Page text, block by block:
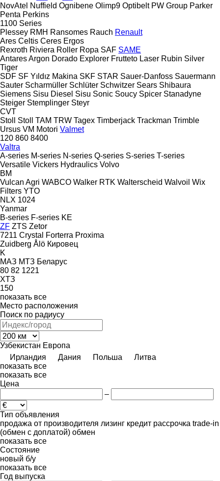
NovAtel Nuffield Ognibene Olimp9 Optibelt PW Group Parker
Penta Perkins
1100 Series
Plessey RMH Ransomes Rauch Renault
Ares Celtis Ceres Ergos
Rexroth Riviera Roller Ropa SAF SAME
AntaresArgon Dorado Explorer Frutteto Laser Rubin Silver
Tiger
SDF SF Yıldız Makina SKF STAR Sauer-Danfoss Sauermann
Sauter Scharmüller Schlüter Schwitzer Sears Shibaura
Siemens Sisu Diesel Sisu Sonic Soucy Spicer Stanadyne
Steiger Stemplinger Steyr
CVT
Stoll
Stoll TAM TRW Tagex Timberjack Trackman Trimble
Ursus VM Motori Valmet
120 860 8400
Valtra
A-series M-series N-series Q-series S-series T-series
Versatile Vickers Hydraulics Volvo
BM
Vulcan Agri WABCO Walker RTK Walterscheid Walvoil Wix
Filters YTO
NLX 1024
Yanmar
B-series F-series KE
ZF ZTS Zetor
7211 Crystal Forterra Proxima
Zuidberg Ålö Кировец
K
МАЗ МТЗ Беларус
80 82 1221
ХТЗ
150
показать все
Место расположения
Поиск по радиусу
Узбекистан Европа
Ирландия
Дания Польша
Литва
показать все
показать все
Цена
–
Тип объявления
продажа от производителя лизинг кредит рассрочка trade-in
(обмен с доплатой) обмен
показать все
Состояние
новый б/у
показать все
Год выпуска